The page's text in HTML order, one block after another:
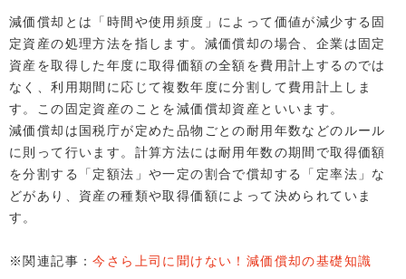
減価償却とは「時間や使用頻度」によって価値が減少する固
定資産の処理方法を指します。減価償却の場合、企業は固定
資産を取得した年度に取得価額の全額を費用計上するのでは
なく、利用期間に応じて複数年度に分割して費用計上しま
す。この固定資産のことを減価償却資産といいます。
減価償却は国税庁が定めた品物ごとの耐用年数などのルール
に則って行います。計算方法には耐用年数の期間で取得価額
を分割する「定額法」や一定の割合で償却する「定率法」な
どがあり、資産の種類や取得価額によって決められていま
す。
※関連記事：今さら上司に聞けない！減価償却の基礎知識